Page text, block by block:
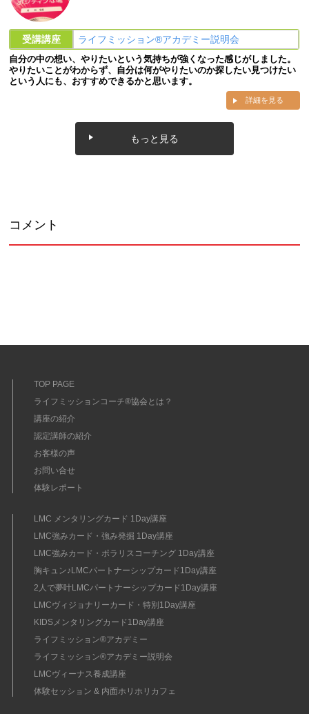
受講講座 ライフミッション®︎アカデミー説明会
自分の中の想い、やりたいという気持ちが強くなった感じがしました。
やりたいことがわからず、自分は何がやりたいのか探したい見つけたい
という人にも、おすすめできるかと思います。
詳細を見る
もっと見る
コメント
TOP PAGE
ライフミッションコーチ®協会とは？
講座の紹介
認定講師の紹介
お客様の声
お問い合せ
体験レポート
LMC メンタリングカード 1Day講座
LMC強みカード・強み発掘 1Day講座
LMC強みカード・ポラリスコーチング 1Day講座
胸キュン♪LMCパートナーシップカード1Day講座
2人で夢叶LMCパートナーシップカード1Day講座
LMCヴィジョナリーカード・特別1Day講座
KIDSメンタリングカード1Day講座
ライフミッション®︎アカデミー
ライフミッション®︎アカデミー説明会
LMCヴィーナス養成講座
体験セッション & 内面ホリホリカフェ